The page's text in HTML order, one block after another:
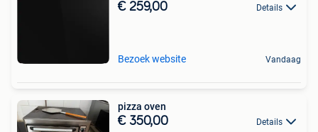
€ 259,00 Details
Bezoek website Vandaag
pizza oven
€ 350,00 Details